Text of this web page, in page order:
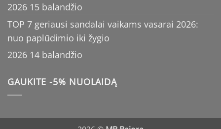
2026 15 balandžio
TOP 7 geriausi sandalai vaikams vasarai 2026:
nuo paplūdimio iki žygio
2026 14 balandžio
GAUKITE -5% NUOLAIDĄ